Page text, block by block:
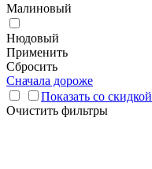
Малиновый
Нюдовый
Применить
Сбросить
Сначала дороже
Показать со скидкой
Очистить фильтры